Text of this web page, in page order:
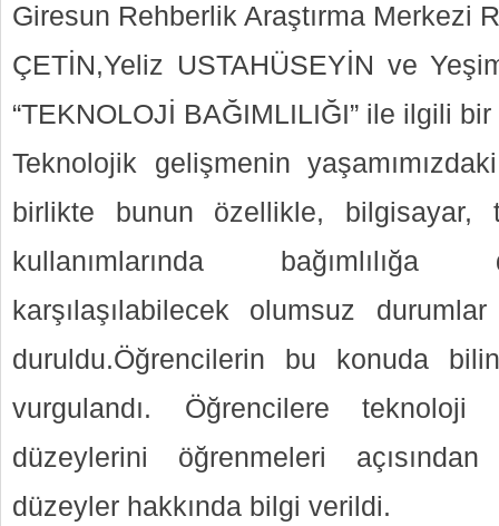
Giresun Rehberlik Araştırma Merkezi
ÇETİN,Yeliz USTAHÜSEYİN ve
“TEKNOLOJİ BAĞIMLILIĞI” ile ilgili
Teknolojik gelişmenin
birlikte bunun özellikle,
kullanımlarında
karşılaşılabilecek olumsuz
duruldu.Öğrencilerin bu konuda
vurgulandı. Öğrencilere teknoloji
düzeylerini öğrenmeleri
düzeyler hakkında bilgi verildi.